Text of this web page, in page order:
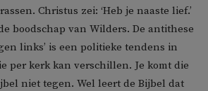
Christus zei: ‘Heb je naaste lief.’
boodschap van Wilders. De antithese
links’ is een politieke tendens in
per kerk kan verschillen. Je komt die
niet tegen. Wel leert de Bijbel dat